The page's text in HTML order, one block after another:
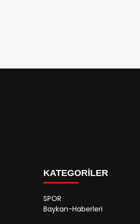
KATEGORİLER
SPOR
Baykan-Haberleri